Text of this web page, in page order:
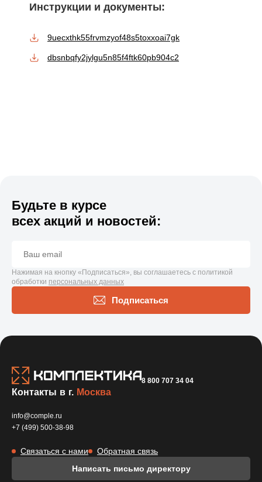
Инструкции и документы:
9uecxthk55frvmzyof48s5toxxoai7gk
dbsnbqfy2jylgu5n85f4ftk60pb904c2
Будьте в курсе
всех акций и новостей:
Нажимая на кнопку «Подписаться», вы соглашаетесь с политикой
обработки персональных данных
Подписаться
8 800 707 34 04
Написать письмо директору
Контакты в г. Москва
info@comple.ru
+7 (499) 500-38-98
Связаться с нами Обратная связь